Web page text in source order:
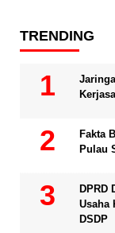
TRENDING
Fakta
Pulau
DPRD
Usaha
DSDP